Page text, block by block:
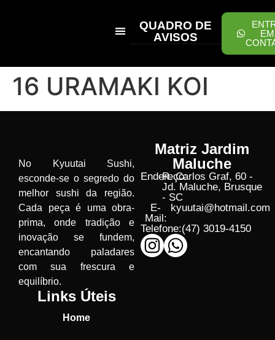
QUADRO DE
AVISOS
EM
16 URAMAKI KOI
No Kyuutai Sushi,
esconde-se o segredo do
melhor sushi da região.
Cada peça é uma obra-
prima, onde tradição e
inovação se fundem,
encantando paladares
com sua frescura e
equilíbrio.
Links Úteis
Home
Matriz Jardim
Maluche
Endereço:
R. Carlos Graf, 60 -
Jd. Maluche, Brusque
- SC
E-
Mail:
kyuutai@hotmail.com
Telefone:(47) 3019-4150